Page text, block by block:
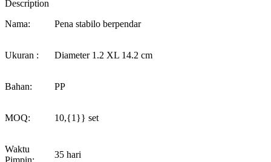
Description
Nama:
Pena stabilo berpendar
Ukuran : Diameter 1.2 XL 14.2 cm
Bahan: PP
MOQ: 10,{1}} set
Waktu
Pimpin:
35 hari